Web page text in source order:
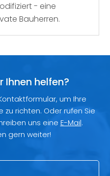
- eine
Bauherren.
Ihnen helfen?
um Ihre
richten. Oder rufen Sie
uns eine E-Mail.
gern weiter!